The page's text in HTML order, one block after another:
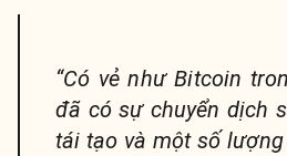
“Có vẻ như Bitcoin
đã có sự chuyển dịch
tái tạo và một số